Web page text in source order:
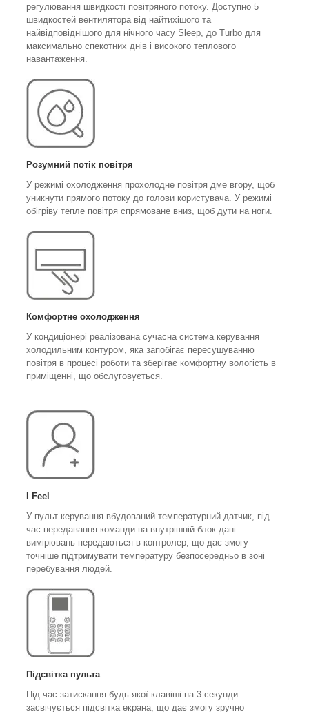
регулювання швидкості повітряного потоку. Доступно 5
швидкостей вентилятора від найтихішого та
найвідповіднішого для нічного часу Sleep, до Turbo для
максимально спекотних днів і високого теплового
навантаження.
Розумний потік повітря
У режимі охолодження прохолодне повітря дме вгору, щоб
уникнути прямого потоку до голови користувача. У режимі
обігріву тепле повітря спрямоване вниз, щоб дути на ноги.
Комфортне охолодження
У кондиціонері реалізована сучасна система керування
холодильним контуром, яка запобігає пересушуванню
повітря в процесі роботи та зберігає комфортну вологість в
приміщенні, що обслуговується.
I Feel
У пульт керування вбудований температурний датчик, під
час передавання команди на внутрішній блок дані
вимірювань передаються в контролер, що дає змогу
точніше підтримувати температуру безпосередньо в зоні
перебування людей.
Підсвітка пульта
Під час затискання будь-якої клавіші на 3 секунди
засвічується підсвітка екрана, що дає змогу зручно